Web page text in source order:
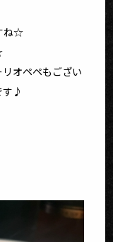
ね☆
オペペもござい
す♪